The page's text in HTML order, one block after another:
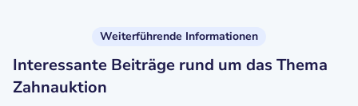
Weiterführende Informationen
Interessante Beiträge rund um das Thema
Zahnauktion